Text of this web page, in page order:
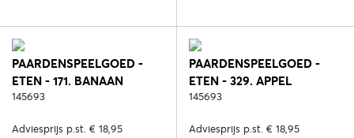
PAARDENSPEELGOED -
ETEN - 171. BANAAN
145693
Adviesprijs p.st. € 18,95
PAARDENSPEELGOED -
ETEN - 329. APPEL
145693
Adviesprijs p.st. € 18,95